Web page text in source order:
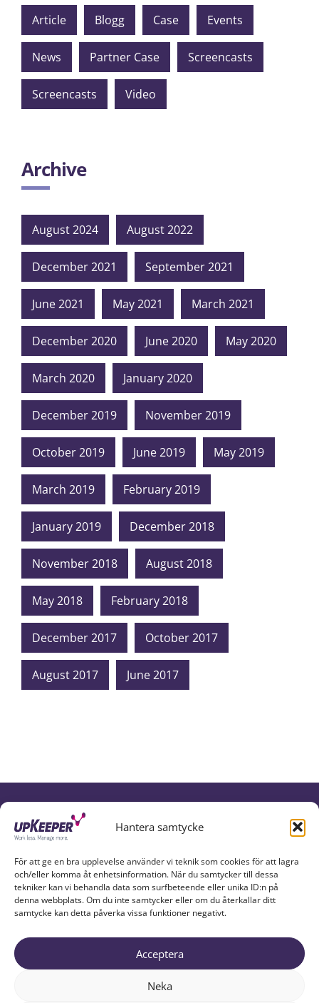
Hantera samtycke
För att ge en bra upplevelse använder vi teknik som cookies för att lagra
och/eller komma åt enhetsinformation. När du samtycker till dessa
tekniker kan vi behandla data som surfbeteende eller unika ID:n på
denna webbplats. Om du inte samtycker eller om du återkallar ditt
samtycke kan detta påverka vissa funktioner negativt.
Acceptera
Neka
Article Blogg Case Events
News Partner Case Screencasts
Screencasts Video
Archive
August 2024 August 2022
December 2021 September 2021
June 2021 May 2021 March 2021
December 2020 June 2020 May 2020
March 2020 January 2020
December 2019 November 2019
October 2019 June 2019 May 2019
March 2019 February 2019
January 2019 December 2018
November 2018 August 2018
May 2018 February 2018
December 2017 October 2017
August 2017 June 2017
UPKEEPER IN SOCIAL MEDIA
PARTNERS
TRY UPKEEPER